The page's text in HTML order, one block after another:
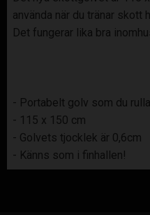
använda när du tränar skott
Det fungerar lika bra
- Portabelt golv som du
- 115 x 150 cm
- Golvets tjocklek är 0,6cm
- Känns som i finhallen!